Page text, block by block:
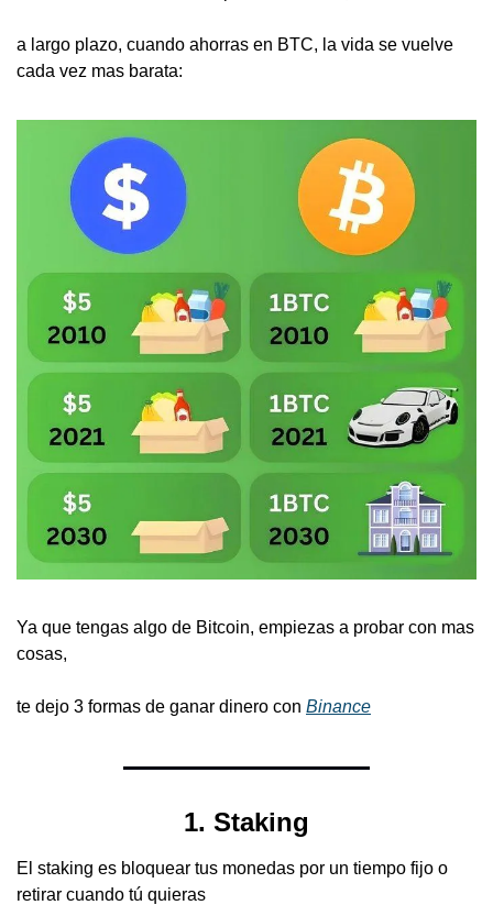
a largo plazo, cuando ahorras en BTC, la vida se vuelve
cada vez mas barata:
Ya que tengas algo de Bitcoin, empiezas a probar con mas
cosas,
te dejo 3 formas de ganar dinero con Binance
1. Staking
El staking es bloquear tus monedas por un tiempo fijo o
retirar cuando tú quieras